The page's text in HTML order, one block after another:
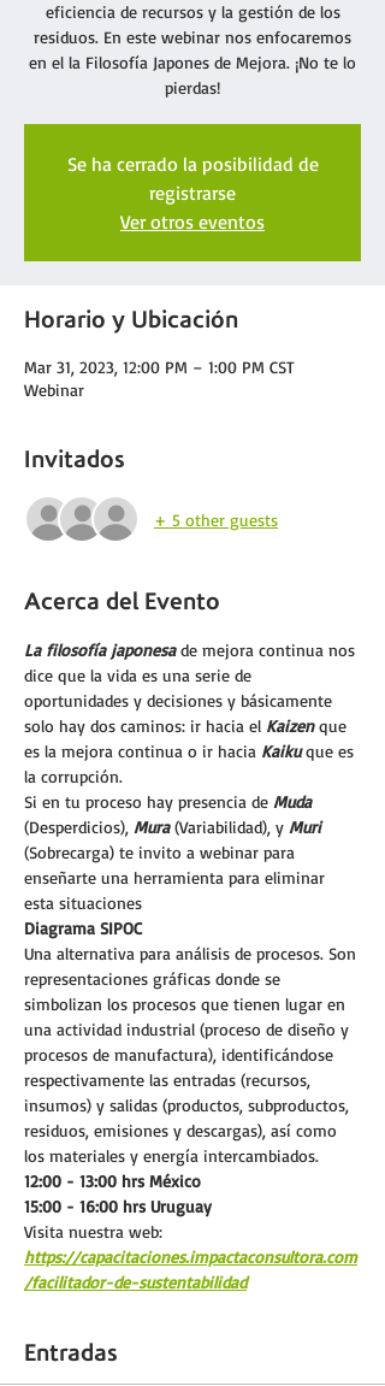
eficiencia de recursos y la gestión de los
residuos. En este webinar nos enfocaremos
en el la Filosofía Japones de Mejora. ¡No te lo
pierdas!
Se ha cerrado la posibilidad de
registrarse
Ver otros eventos
Horario y Ubicación
Mar 31, 2023, 12:00 PM – 1:00 PM CST
Webinar
Invitados
+ 5 other guests
Acerca del Evento
La filosofía japonesa de mejora continua nos
dice que la vida es una serie de
oportunidades y decisiones y básicamente
solo hay dos caminos: ir hacia el Kaizen que
es la mejora continua o ir hacia Kaiku que es
la corrupción.
Si en tu proceso hay presencia de Muda
(Desperdicios), Mura (Variabilidad), y Muri
(Sobrecarga) te invito a webinar para
enseñarte una herramienta para eliminar
esta situaciones
Diagrama SIPOC
Una alternativa para análisis de procesos. Son
representaciones gráficas donde se
simbolizan los procesos que tienen lugar en
una actividad industrial (proceso de diseño y
procesos de manufactura), identificándose
respectivamente las entradas (recursos,
insumos) y salidas (productos, subproductos,
residuos, emisiones y descargas), así como
los materiales y energía intercambiados.
12:00 - 13:00 hrs México
15:00 - 16:00 hrs Uruguay
Visita nuestra web:
https://capacitaciones.impactaconsultora.com
/facilitador-de-sustentabilidad
Entradas